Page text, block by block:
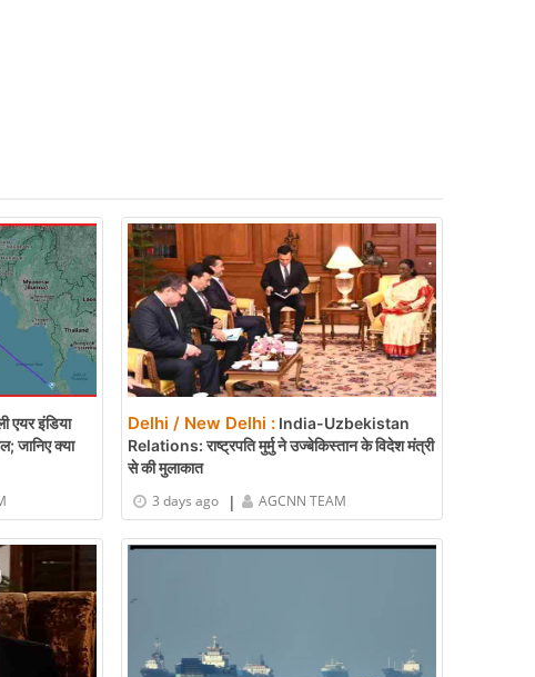
एयर इंडिया
जानिए क्या
Delhi / New Delhi : India-Uzbekistan
Relations: राष्ट्रपति मुर्मु ने उज्बेकिस्तान के विदेश मंत्री
से की मुलाकात
3 days ago
| AGCNN TEAM